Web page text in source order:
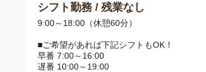
シフト勤務 / 残業なし
9:00～18:00（休憩60分）
■ご希望があれば下記シフトもOK！
早番 7:00～16:00
遅番 10:00～19:00